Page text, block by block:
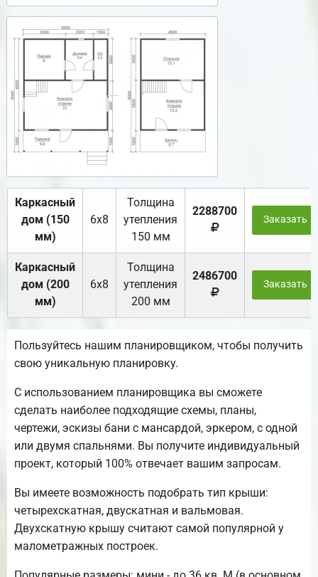
Каркасный
дом (150
мм)
6х8
Толщина
утепления
150 мм
2288700
Заказать
Каркасный
дом (200
мм)
6х8
Толщина
утепления
200 мм
2486700
Заказать
Пользуйтесь нашим планировщиком, чтобы получить
свою уникальную планировку.
С использованием планировщика вы сможете
сделать наиболее подходящие схемы, планы,
чертежи, эскизы бани с мансардой, эркером, с одной
или двумя спальнями. Вы получите индивидуальный
проект, который 100% отвечает вашим запросам.
Вы имеете возможность подобрать тип крыши:
четырехскатная, двускатная и вальмовая.
Двухскатную крышу считают самой популярной у
малометражных построек.